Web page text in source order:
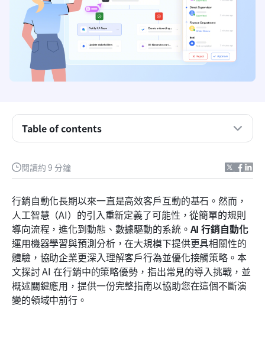
閱讀約 9 分鐘
行銷自動化長期以來一直是高效客戶互動的基石。然而，
人工智慧（AI）的引入重新定義了可能性，從簡單的規則
導向流程，進化到動態、數據驅動的系統。 AI 行銷自動化
運用機器學習與預測分析，在大規模下提供更具相關性的
體驗，協助企業更深入理解客戶行為並優化接觸策略。本
文探討 AI 在行銷中的策略優勢，指出常見的導入挑戰，並
概述關鍵應用，提供一份完整指南以協助您在這個不斷演
變的領域中前行。
Table of contents
人工智慧在行銷自動化中的策略性效益
克服人工智慧行銷自動化採用中的關鍵挑戰
人工智慧在行銷自動化中的核心應用
Lark 如何賦能以人工智慧驅動的行銷團隊
行銷的未來：自主型人工智慧與更遠的發展
結論
常見問題
相關閱讀